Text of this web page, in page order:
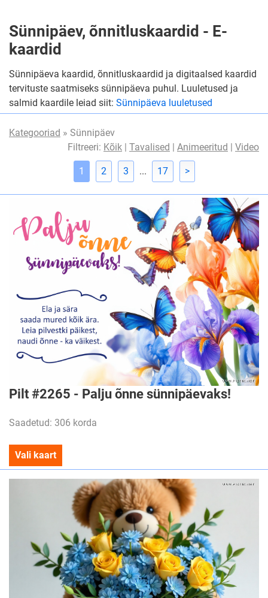
Sünnipäev, õnnitluskaardid - E-
kaardid
Sünnipäeva kaardid, õnnitluskaardid ja digitaalsed kaardid
tervituste saatmiseks sünnipäeva puhul. Luuletused ja
salmid kaardile leiad siit: Sünnipäeva luuletused
Kategooriad » Sünnipäev
Filtreeri: Kõik | Tavalised | Animeeritud | Video
1 2 3 ... 17 >
Pilt #2265 - Palju õnne sünnipäevaks!
Saadetud: 306 korda
Vali kaart